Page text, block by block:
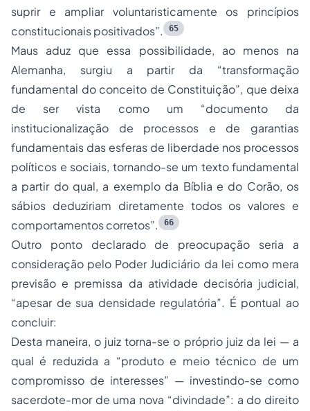
suprir e ampliar voluntaristicamente os princípios
constitucionais positivados”.
65
Maus aduz que essa possibilidade, ao menos na
Alemanha, surgiu a partir da “transformação
fundamental do conceito de Constituição”, que deixa
de ser vista como um “documento da
institucionalização de processos e de garantias
fundamentais das esferas de liberdade nos processos
políticos e sociais, tornando-se um texto fundamental
a partir do qual, a exemplo da Bíblia e do Corão, os
sábios deduziriam diretamente todos os valores e
comportamentos corretos”.
66
Outro ponto declarado de preocupação seria a
consideração pelo Poder Judiciário da lei como mera
previsão e premissa da atividade decisória judicial,
“apesar de sua densidade regulatória”. É pontual ao
concluir:
Desta maneira, o juiz torna-se o próprio juiz da lei — a
qual é reduzida a “produto e meio técnico de um
compromisso de interesses” — investindo-se como
sacerdote-mor de uma nova “divindade”: a do direito